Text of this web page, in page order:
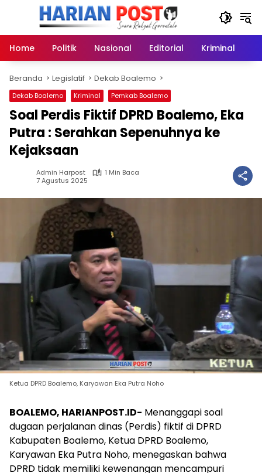
Home
Politik Nasional Editorial Kriminal
Beranda Legislatif Dekab Boalemo
Dekab Boalemo Kriminal Pemkab Boalemo
Soal Perdis Fiktif DPRD Boalemo, Eka
Putra : Serahkan Sepenuhnya ke
Kejaksaan
Admin Harpost
1 Min Baca
7 Agustus 2025
Ketua DPRD Boalemo, Karyawan Eka Putra Noho
BOALEMO, HARIANPOST.ID- Menanggapi soal
dugaan perjalanan dinas (Perdis) fiktif di DPRD
Kabupaten Boalemo, Ketua DPRD Boalemo,
Karyawan Eka Putra Noho, menegaskan bahwa
DPRD tidak memiliki kewenangan mencampuri